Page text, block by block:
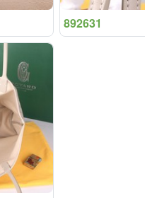
892631